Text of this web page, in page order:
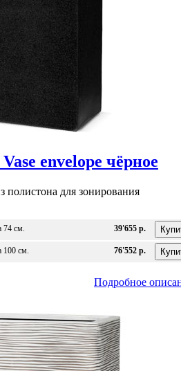
envelope чёрное
полистона для зонирования
74 см. 39'655 р.
100 см. 76'552 р.
Подробное